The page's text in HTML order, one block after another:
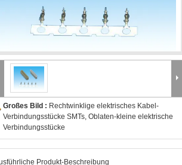
Großes Bild : Rechtwinklige elektrisches Kabel-
Verbindungsstücke SMTs, Oblaten-kleine elektrische
Verbindungsstücke
Produkt-Beschreibung